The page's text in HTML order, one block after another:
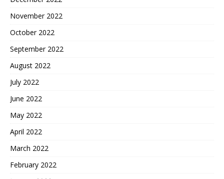
November 2022
October 2022
September 2022
August 2022
July 2022
June 2022
May 2022
April 2022
March 2022
February 2022